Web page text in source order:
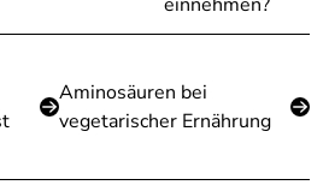
Aminosäuren bei
vegetarischer Ernährung